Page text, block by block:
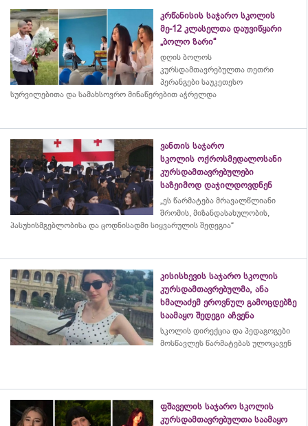
კრწანისის საჯარო სკოლის
მე-12 კლასელთა დაუვიწყარი
„ბოლო ზარი“
დღის ბოლოს
კურსდამთავრებულთა თეთრი
პერანგები საუკეთესო
სურვილებითა და სამახსოვრო მინაწერებით აჭრელდა
ვანთის საჯარო
სკოლის ოქროსმედალოსანი
კურსდამთავრებულები
საზეიმოდ დაჯილდოვდნენ
„ეს წარმატება მრავალწლიანი
შრომის, მიზანდასახულობის,
პასუხისმგებლობისა და ცოდნისადმი სიყვარულის შედეგია“
კისისხევის საჯარო სკოლის
კურსდამთავრებულმა, ანა
ხმალაძემ ეროვნულ გამოცდებზე
საამაყო შედეგი აჩვენა
სკოლის დირექცია და პედაგოგები
მოსწავლეს წარმატებას ულოცავენ
ფშაველის საჯარო სკოლის
კურსდამთავრებულთა საამაყო